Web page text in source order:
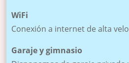
WiFi
Conexión a internet de alta
Garaje y gimnasio